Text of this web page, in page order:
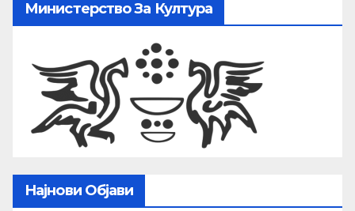
Министерство За Култура
Најнови Објави